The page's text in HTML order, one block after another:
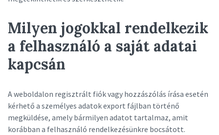
Milyen jogokkal rendelkezik
a felhasználó a saját adatai
kapcsán
A weboldalon regisztrált fiók vagy hozzászólás írása esetén
kérhető a személyes adatok export fájlban történő
megküldése, amely bármilyen adatot tartalmaz, amit
korábban a felhasználó rendelkezésünkre bocsátott.